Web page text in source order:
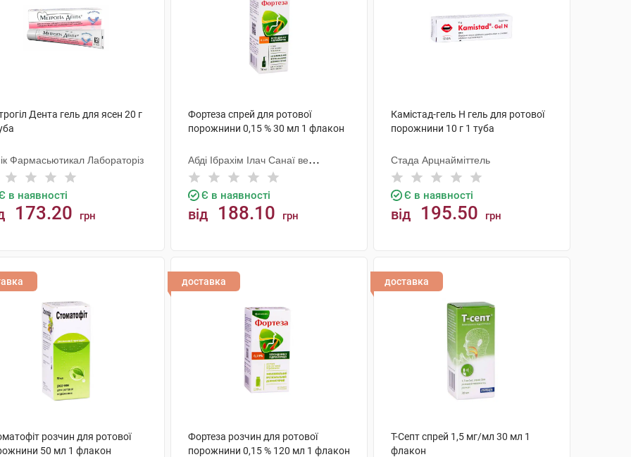
Дента гель для ясен 20 г
Фармасьютикал Лабораторіз
в наявності
173.20 грн
Фортеза спрей для ротової
порожнини 0,15 % 30 мл 1 флакон
Абді Ібрахім Ілач Санаї ве
Тіджарет
Є в наявності
від 188.10 грн
Камістад-гель Н гель для ротової
порожнини 10 г 1 туба
Стада Арцнайміттель
Є в наявності
від 195.50 грн
розчин для ротової
50 мл 1 флакон
доставка
Фортеза розчин для ротової
порожнини 0,15 % 120 мл 1 флакон
доставка
Т-Септ спрей 1,5 мг/мл 30 мл 1
флакон